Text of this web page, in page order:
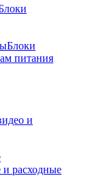
Блоки
питания
и
расходные